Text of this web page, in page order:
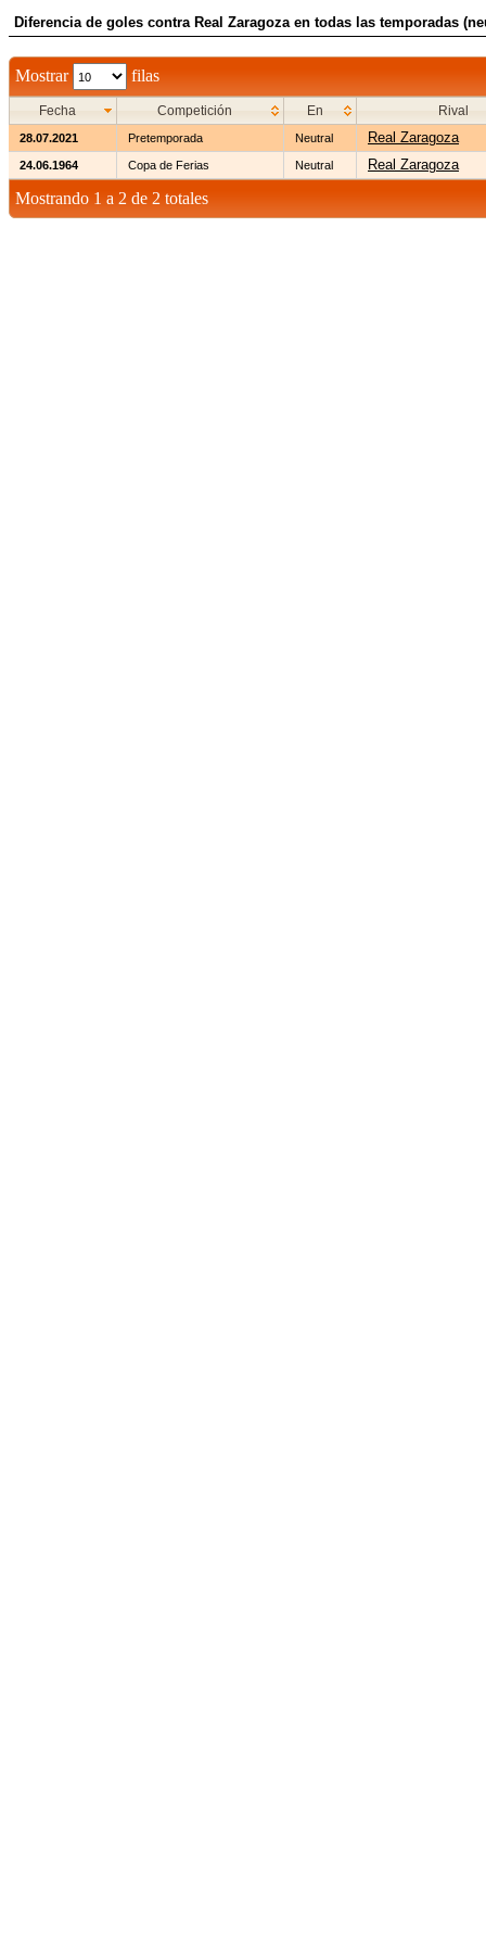
Diferencia de goles contra Real Zaragoza en todas las temporadas
Mostrar filas
Fecha Competición En Rival
28.07.2021 Pretemporada Neutral Real Zaragoza
24.06.1964 Copa de Ferias Neutral Real Zaragoza
Mostrando 1 a 2 de 2 totales